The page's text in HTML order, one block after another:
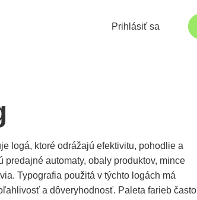
Prihlásiť sa
logá, ktoré odrážajú efektivitu, pohodlie a
automaty, obaly produktov, mince
Typografia použitá v týchto logách má
a dôveryhodnosť. Paleta farieb často